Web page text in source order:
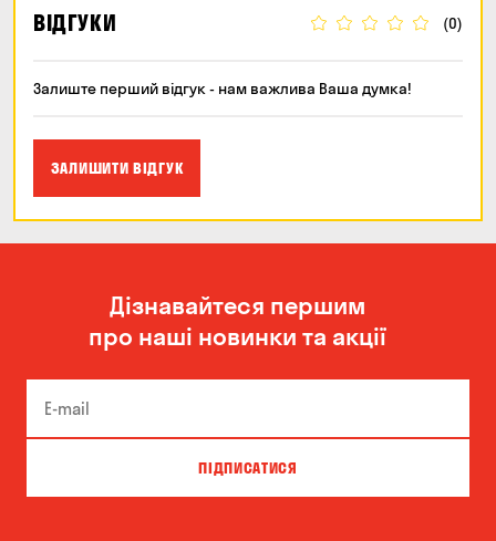
ВІДГУКИ (0)
Залиште перший відгук - нам важлива Ваша думка!
ЗАЛИШИТИ ВІДГУК
Дізнавайтеся першим
про наші новинки та акції
ПІДПИСАТИСЯ